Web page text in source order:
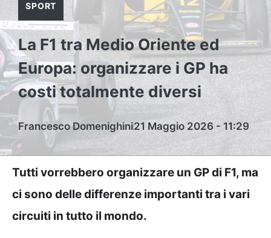
SPORT
La F1 tra Medio Oriente ed
Europa: organizzare i GP ha
costi totalmente diversi
Francesco Domenighini21 Maggio 2026 - 11:29
Tutti vorrebbero organizzare un GP di F1, ma
ci sono delle differenze importanti tra i vari
circuiti in tutto il mondo.